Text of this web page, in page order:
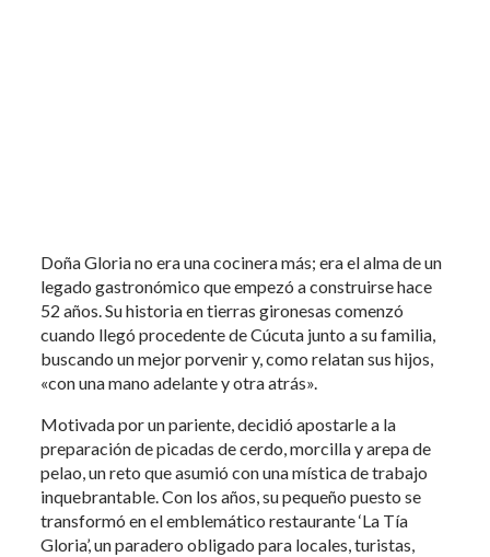
Doña Gloria no era una cocinera más; era el alma de un
legado gastronómico que empezó a construirse hace
52 años. Su historia en tierras gironesas comenzó
cuando llegó procedente de Cúcuta junto a su familia,
buscando un mejor porvenir y, como relatan sus hijos,
«con una mano adelante y otra atrás».
Motivada por un pariente, decidió apostarle a la
preparación de picadas de cerdo, morcilla y arepa de
pelao, un reto que asumió con una mística de trabajo
inquebrantable. Con los años, su pequeño puesto se
transformó en el emblemático restaurante ‘La Tía
Gloria’, un paradero obligado para locales, turistas,